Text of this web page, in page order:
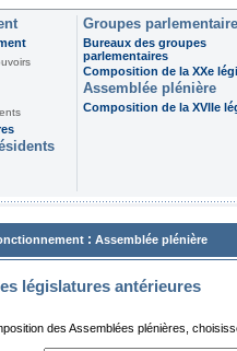
Groupes
Bureaux des groupes
parlementaires
Composition de la XXe
Assemblée plénière
Composition de la XVIIe
: Assemblée plénière
législatures antérieures
des Assemblées plénières,